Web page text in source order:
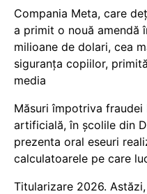
Compania Meta, care
a primit o nouă amendă
milioane de dolari, cea
siguranța copiilor,
media
Măsuri împotriva
artificială, în școlile din
prezenta oral eseuri
calculatoarele pe care
Titularizare 2026.